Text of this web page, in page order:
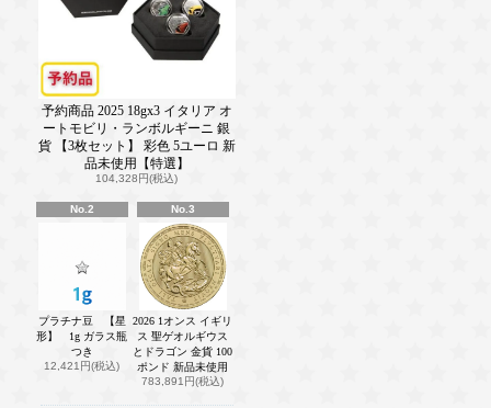
予約商品 2025 18gx3 イタリア オ
ートモビリ・ランボルギーニ 銀
貨 【3枚セット】 彩色 5ユーロ 新
品未使用【特選】
104,328円(税込)
No.2
プラチナ豆 【星
形】 1g ガラス瓶
つき
12,421円(税込)
No.3
2026 1オンス イギリ
ス 聖ゲオルギウス
とドラゴン 金貨 100
ポンド 新品未使用
783,891円(税込)